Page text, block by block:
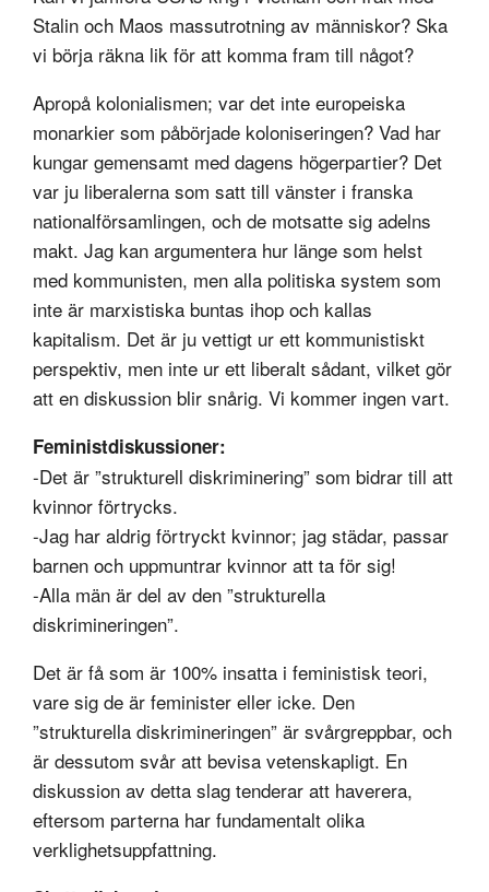
Stalin och Maos massutrotning av människor? Ska
vi börja räkna lik för att komma fram till något?
Apropå kolonialismen; var det inte europeiska
monarkier som påbörjade koloniseringen? Vad har
kungar gemensamt med dagens högerpartier? Det
var ju liberalerna som satt till vänster i franska
nationalförsamlingen, och de motsatte sig adelns
makt. Jag kan argumentera hur länge som helst
med kommunisten, men alla politiska system som
inte är marxistiska buntas ihop och kallas
kapitalism. Det är ju vettigt ur ett kommunistiskt
perspektiv, men inte ur ett liberalt sådant, vilket gör
att en diskussion blir snårig. Vi kommer ingen vart.
Feministdiskussioner:
-Det är ”strukturell diskriminering” som bidrar till att
kvinnor förtrycks.
-Jag har aldrig förtryckt kvinnor; jag städar, passar
barnen och uppmuntrar kvinnor att ta för sig!
-Alla män är del av den ”strukturella
diskrimineringen”.
Det är få som är 100% insatta i feministisk teori,
vare sig de är feminister eller icke. Den
”strukturella diskrimineringen” är svårgreppbar, och
är dessutom svår att bevisa vetenskapligt. En
diskussion av detta slag tenderar att haverera,
eftersom parterna har fundamentalt olika
verklighetsuppfattning.